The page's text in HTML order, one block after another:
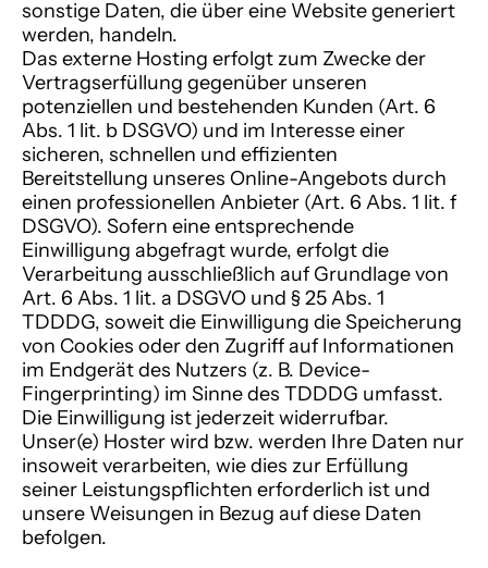
sonstige Daten, die über eine Website generiert
werden, handeln.
Das externe Hosting erfolgt zum Zwecke der
Vertragserfüllung gegenüber unseren
potenziellen und bestehenden Kunden (Art. 6
Abs. 1 lit. b DSGVO) und im Interesse einer
sicheren, schnellen und effizienten
Bereitstellung unseres Online-Angebots durch
einen professionellen Anbieter (Art. 6 Abs. 1 lit. f
DSGVO). Sofern eine entsprechende
Einwilligung abgefragt wurde, erfolgt die
Verarbeitung ausschließlich auf Grundlage von
Art. 6 Abs. 1 lit. a DSGVO und § 25 Abs. 1
TDDDG, soweit die Einwilligung die Speicherung
von Cookies oder den Zugriff auf Informationen
im Endgerät des Nutzers (z. B. Device-
Fingerprinting) im Sinne des TDDDG umfasst.
Die Einwilligung ist jederzeit widerrufbar.
Unser(e) Hoster wird bzw. werden Ihre Daten nur
insoweit verarbeiten, wie dies zur Erfüllung
seiner Leistungspflichten erforderlich ist und
unsere Weisungen in Bezug auf diese Daten
befolgen.